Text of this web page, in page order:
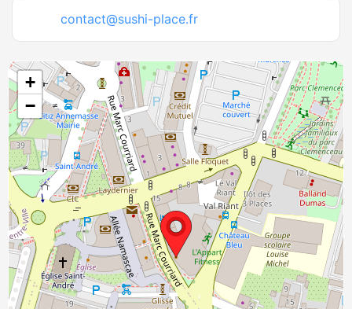
contact@sushi-place.fr
+
−